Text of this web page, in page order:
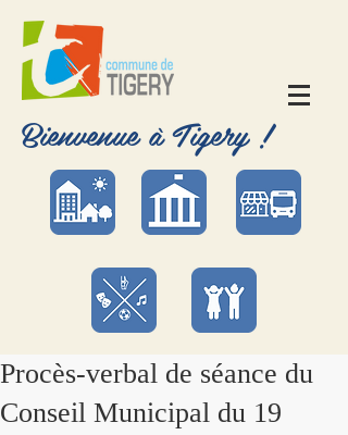
Bienvenue à Tigery !
Procès-verbal de séance du
Conseil Municipal du 19